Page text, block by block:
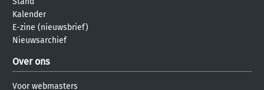
Kalender
E-zine (nieuwsbrief)
Nieuwsarchief
Over ons
Voor webmasters